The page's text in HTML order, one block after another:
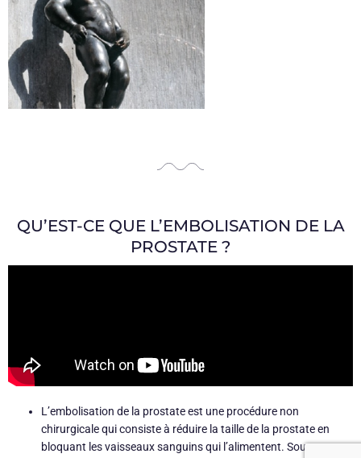
QU’EST-CE QUE L’EMBOLISATION DE LA
PROSTATE ?
L’embolisation de la prostate est une procédure non
chirurgicale qui consiste à réduire la taille de la prostate en
bloquant les vaisseaux sanguins qui l’alimentent. Sous